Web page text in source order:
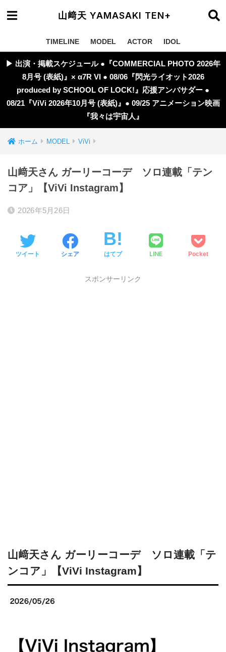
山﨑天 YAMASAKI TEN+
TIMELINE MODEL ACTOR IDOL
▶︎ 出演・掲載スケジュール ●『COMMERCIAL PHOTO 2026年
8月号 (表紙)』× α7R VI ● 08/06『閃光ライオット2026
produced by SCHOOL OF LOCK!』応援アンバサダー ●
08/21『ViVi 2026年10月号 (表紙)』● 09/25 アニメーション映画
『我々は宇宙人』
ホーム MODEL ViVi
山﨑天さん ガーリーコーデ ソロ連載「テン
コア」【ViVi Instagram】
2026年5月26日
ツイート シェア はてブ LINE Pocket
スポンサーリンク
山﨑天さん ガーリーコーデ ソロ連載「テ
ンコア」【ViVi Instagram】